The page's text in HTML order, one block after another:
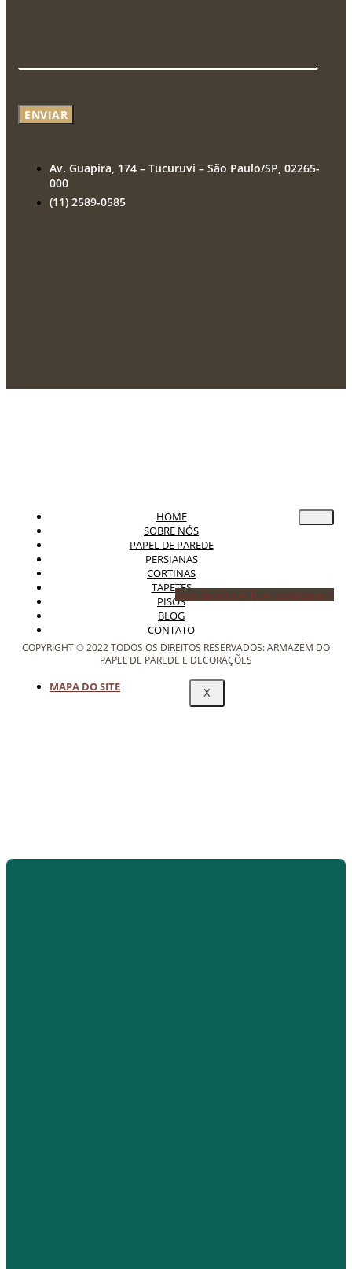
ENVIAR
Av. Guapira, 174 – Tucuruvi – São Paulo/SP, 02265-
000
(11) 2589-0585
HOME
SOBRE NÓS
PAPEL DE PAREDE
PERSIANAS
CORTINAS
TAPETES
PISOS
BLOG
CONTATO
X
Icon-facebook Icon-instagram-1
COPYRIGHT © 2022 TODOS OS DIREITOS RESERVADOS: ARMAZÉM DO
PAPEL DE PAREDE E DECORAÇÕES
MAPA DO SITE